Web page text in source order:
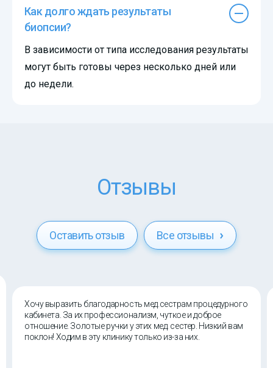
Как долго ждать результаты
биопсии?
В зависимости от типа исследования результаты
могут быть готовы через несколько дней или
до недели.
Отзывы
Оставить отзыв Все отзывы
Хочу выразить благодарность мед.сестрам процедурного
кабинета. За их профессионализм, чуткое и доброе
отношение. Золотые ручки у этих мед. сестер. Низкий вам
поклон! Ходим в эту клинику только из-за них.